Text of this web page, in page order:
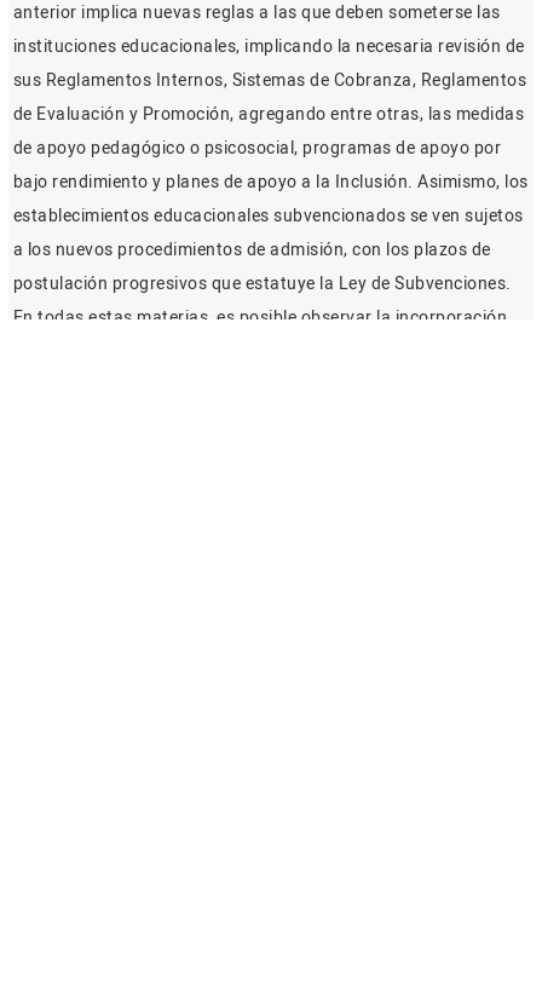
anterior implica nuevas reglas a las que deben someterse las
instituciones educacionales, implicando la necesaria revisión de
sus Reglamentos Internos, Sistemas de Cobranza, Reglamentos
de Evaluación y Promoción, agregando entre otras, las medidas
de apoyo pedagógico o psicosocial, programas de apoyo por
bajo rendimiento y planes de apoyo a la Inclusión. Asimismo, los
establecimientos educacionales subvencionados se ven sujetos
a los nuevos procedimientos de admisión, con los plazos de
postulación progresivos que estatuye la Ley de Subvenciones.
En todas estas materias, es posible observar la incorporación